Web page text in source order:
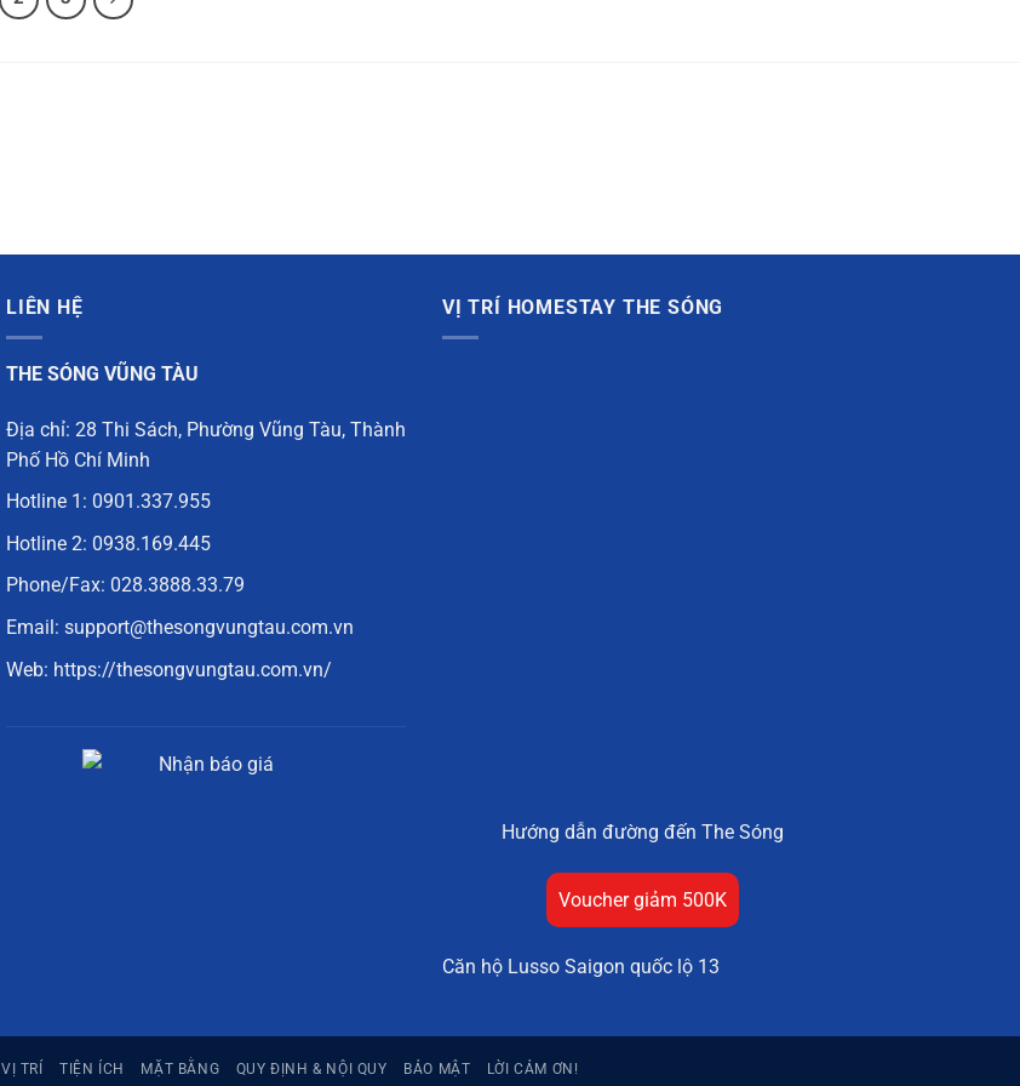
LIÊN HỆ
THE SÓNG VŨNG TÀU
Địa chỉ: 28 Thi Sách, Phường Vũng Tàu, Thành
Phố Hồ Chí Minh
Hotline 1: 0901.337.955
Hotline 2: 0938.169.445
Phone/Fax: 028.3888.33.79
Email: support@thesongvungtau.com.vn
Web: https://thesongvungtau.com.vn/
VỊ TRÍ HOMESTAY THE SÓNG
Hướng dẫn đường đến The Sóng
Voucher giảm 500K
Căn hộ Lusso Saigon quốc lộ 13
VỊ TRÍ TIỆN ÍCH MẶT BẰNG QUY ĐỊNH & NỘI QUY BẢO MẬT LỜI CẢM ƠN!